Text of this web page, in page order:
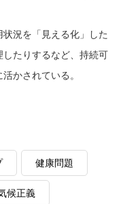
況を「見える化」した
したりするなど、持続可
かされている。
健康問題
候正義